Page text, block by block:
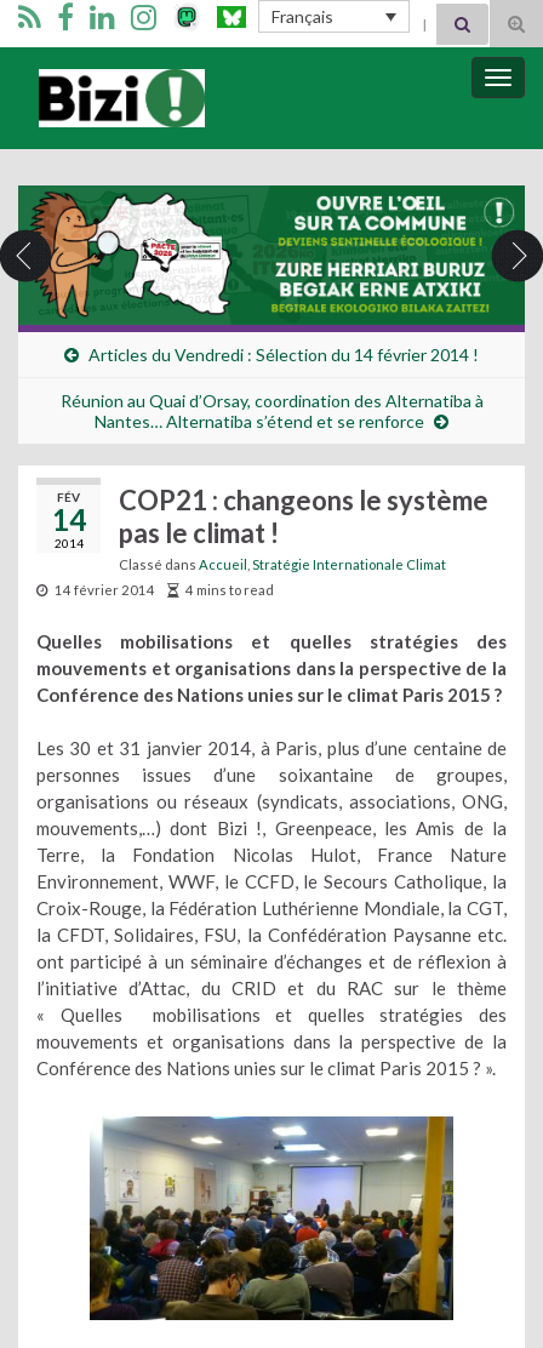
Français Search for:
Bizimugi
Articles du Vendredi : Sélection du 14 février 2014 !
Réunion au Quai d’Orsay, coordination des Alternatiba à
Nantes… Alternatiba s’étend et se renforce
FÉV
14
2014
COP21 : changeons le système
pas le climat !
Classé dans Accueil Stratégie Internationale Climat
14 février 2014
4 mins to read
Quelles mobilisations et quelles stratégies des
mouvements et organisations dans la perspective de la
Conférence des Nations unies sur le climat Paris 2015 ?
Les 30 et 31 janvier 2014, à Paris, plus d’une centaine de
personnes issues d’une soixantaine de groupes,
organisations ou réseaux (syndicats, associations, ONG,
mouvements,…) dont Bizi !, Greenpeace, les Amis de la
Terre, la Fondation Nicolas Hulot, France Nature
Environnement, WWF, le CCFD, le Secours Catholique, la
Croix-Rouge, la Fédération Luthérienne Mondiale, la CGT,
la CFDT, Solidaires, FSU, la Confédération Paysanne etc.
ont participé à un séminaire d’échanges et de réflexion à
l’initiative d’Attac, du CRID et du RAC sur le thème
« Quelles mobilisations et quelles stratégies des
mouvements et organisations dans la perspective de la
Conférence des Nations unies sur le climat Paris 2015 ? ».